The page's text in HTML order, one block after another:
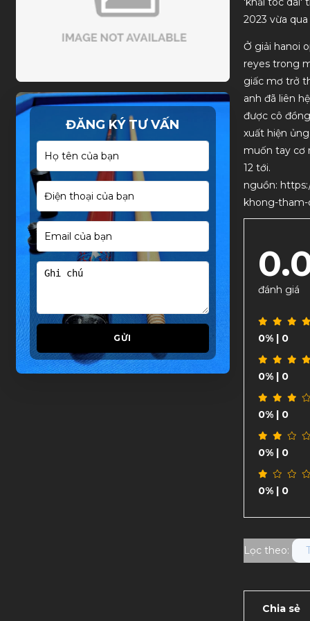
ĐĂNG KÝ TƯ VẤN
GỬI
2023 vừa qua
Ở giải hanoi
reyes trong
giấc mơ trở
anh đã liên
được cô
xuất hiện
muốn tay cơ
12 tới.
nguồn:
khong-tham-
đánh giá
0% | 0
0% | 0
0% | 0
0% | 0
0% | 0
Lọc theo:
Chia sẻ